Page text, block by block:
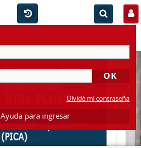
Olvidé mi contraseña
Ayuda para ingresar